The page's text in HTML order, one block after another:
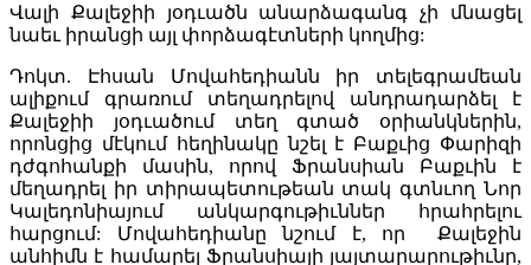
Վալի Քալեջիի յօդւածն անարձագանգ չի մնացել
նաեւ իրանցի այլ փորձագէտների կողմից:
Դոկտ. Էհսան Մովահեդիանն իր տելեգրամեան
ալիքում գրառում տեղադրելով անդրադարձել է
Քալեջիի յօդւածում տեղ գտած օրիանկներին,
որոնցից մէկում հեղինակը նշել է Բաքւից Փարիզի
դժգոհանքի մասին, որով Ֆրանսիան Բաքւին է
մեղադրել իր տիրապետութեան տակ գտնւող Նոր
Կալեդոնիայում անկարգութիւններ հրահրելու
հարցում: Մովահեդիանը նշում է, որ Քալեջին
անհիմն է համարել Ֆրանսիայի յայտարարութիւնը,